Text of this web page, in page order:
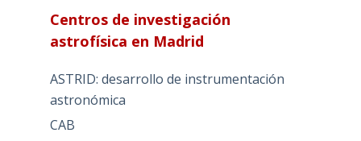
Centros de investigación
astrofísica en Madrid
ASTRID: desarrollo de instrumentación
astronómica
CAB